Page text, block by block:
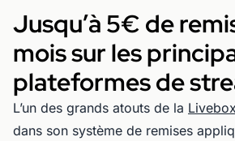
Jusqu’à 5€ de
mois sur les
plateformes de
L’un des grands atouts de la
dans son système de remises